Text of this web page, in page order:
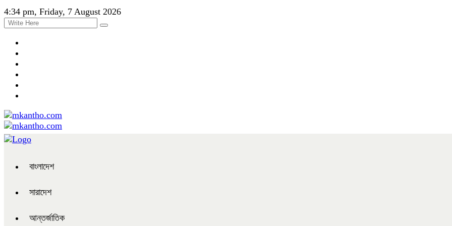
4:34 pm, Friday, 7 August 2026
বাংলাদেশ
সারাদেশ
আন্তর্জাতিক